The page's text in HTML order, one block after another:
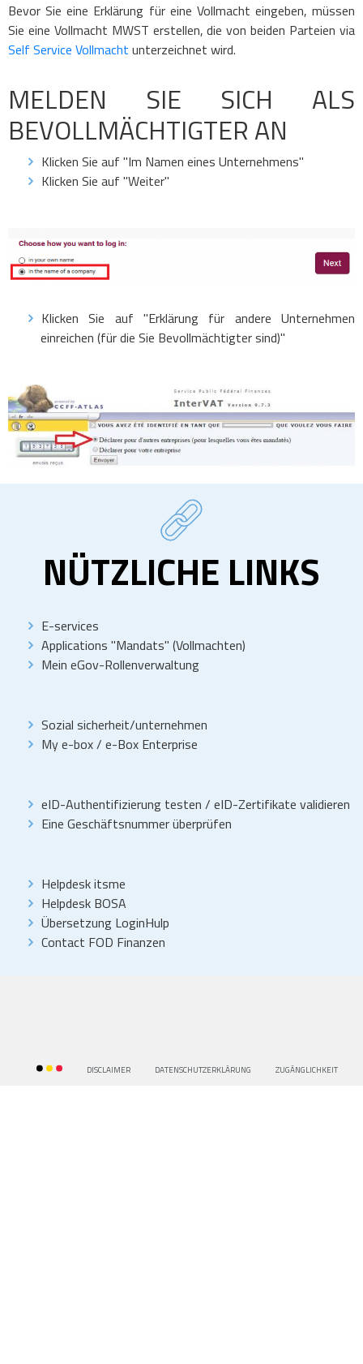
Bevor Sie eine Erklärung für eine Vollmacht eingeben, müssen
Sie eine Vollmacht MWST erstellen, die von beiden Parteien via
Self Service Vollmacht unterzeichnet wird.
MELDEN SIE SICH ALS
BEVOLLMÄCHTIGTER AN
Klicken Sie auf "Im Namen eines Unternehmens"
Klicken Sie auf "Weiter"
Klicken Sie auf "Erklärung für andere Unternehmen
einreichen (für die Sie Bevollmächtigter sind)"
NÜTZLICHE LINKS
E-services
Applications "Mandats" (Vollmachten)
Mein eGov-Rollenverwaltung
Sozial sicherheit/unternehmen
My e-box/ e-Box Enterprise
eID-Authentifizierung testen / eID-Zertifikate validieren
Eine Geschäftsnummer überprüfen
Helpdesk itsme
Helpdesk BOSA
Übersetzung LoginHulp
Contact FOD Finanzen
DISCLAIMER DATENSCHUTZERKLÂRUNG ZUGÂNGLICHKEIT